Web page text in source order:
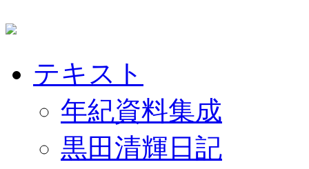
テキスト
年紀資料集成
黒田清輝日記